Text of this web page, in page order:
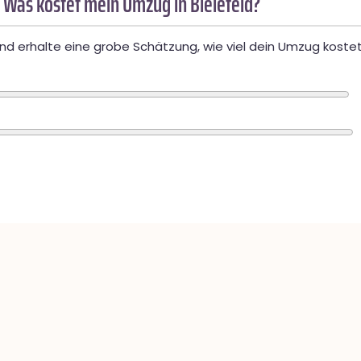
erhalte eine grobe Schätzung, wie viel dein Umzug